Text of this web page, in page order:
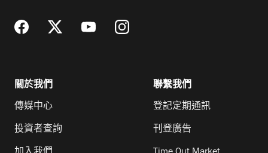
關於我們
傳媒中心
投資者查詢
聯繫我們
登記定期通訊
刊登廣告